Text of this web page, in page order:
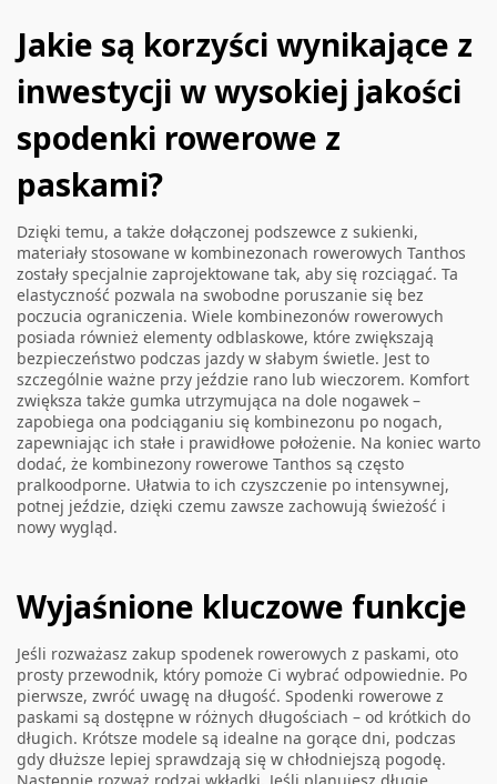
Jakie są korzyści wynikające z
inwestycji w wysokiej jakości
spodenki rowerowe z
paskami?
Dzięki temu, a także dołączonej podszewce z sukienki,
materiały stosowane w kombinezonach rowerowych Tanthos
zostały specjalnie zaprojektowane tak, aby się rozciągać. Ta
elastyczność pozwala na swobodne poruszanie się bez
poczucia ograniczenia. Wiele kombinezonów rowerowych
posiada również elementy odblaskowe, które zwiększają
bezpieczeństwo podczas jazdy w słabym świetle. Jest to
szczególnie ważne przy jeździe rano lub wieczorem. Komfort
zwiększa także gumka utrzymująca na dole nogawek –
zapobiega ona podciąganiu się kombinezonu po nogach,
zapewniając ich stałe i prawidłowe położenie. Na koniec warto
dodać, że kombinezony rowerowe Tanthos są często
pralkoodporne. Ułatwia to ich czyszczenie po intensywnej,
potnej jeździe, dzięki czemu zawsze zachowują świeżość i
nowy wygląd.
Wyjaśnione kluczowe funkcje
Jeśli rozważasz zakup spodenek rowerowych z paskami, oto
prosty przewodnik, który pomoże Ci wybrać odpowiednie. Po
pierwsze, zwróć uwagę na długość. Spodenki rowerowe z
paskami są dostępne w różnych długościach – od krótkich do
długich. Krótsze modele są idealne na gorące dni, podczas
gdy dłuższe lepiej sprawdzają się w chłodniejszą pogodę.